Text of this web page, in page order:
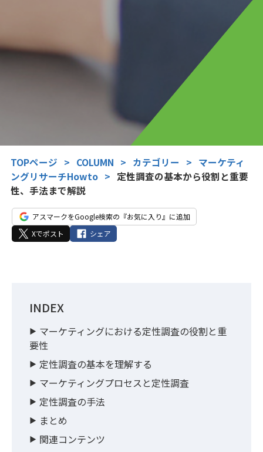
TOPページ > COLUMN > カテゴリー > マーケティ
ングリサーチHowto > 定性調査の基本から役割と重要
性、手法まで解説
アスマークをGoogle検索の『お気に入り』に追加
Xでポスト
シェア
INDEX
マーケティングにおける定性調査の役割と重
要性
定性調査の基本を理解する
マーケティングプロセスと定性調査
定性調査の手法
まとめ
関連コンテンツ